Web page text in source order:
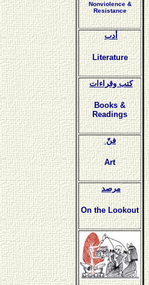
Nonviolence &
Resistance
أدب
Literature
كتب وقراءات
Books &
Readings
فنّ
Art
مرصد
On the Lookout